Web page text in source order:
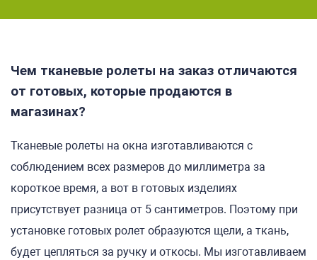
Чем тканевые ролеты на заказ отличаются
от готовых, которые продаются в
магазинах?
Тканевые ролеты на окна изготавливаются с
соблюдением всех размеров до миллиметра за
короткое время, а вот в готовых изделиях
присутствует разница от 5 сантиметров. Поэтому при
установке готовых ролет образуются щели, а ткань,
будет цепляться за ручку и откосы. Мы изготавливаем